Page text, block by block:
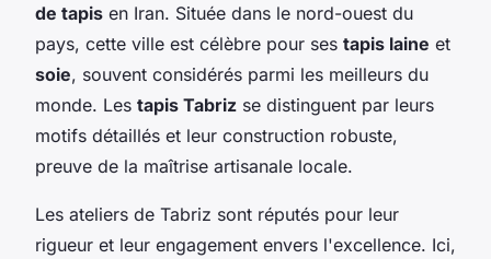
de tapis en Iran. Située dans le nord-ouest du
pays, cette ville est célèbre pour ses tapis laine et
soie, souvent considérés parmi les meilleurs du
monde. Les tapis Tabriz se distinguent par leurs
motifs détaillés et leur construction robuste,
preuve de la maîtrise artisanale locale.
Les ateliers de Tabriz sont réputés pour leur
rigueur et leur engagement envers l'excellence. Ici,